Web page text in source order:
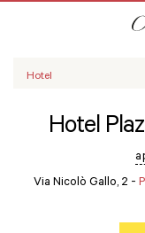
Hotel
Hotel
a
Via Nicolò Gallo, 2 -